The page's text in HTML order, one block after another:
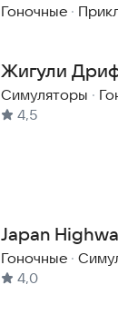
Game
Гоночные ·
Жигули
Онлайн
Симуляторы ·
4,5
Japan
Гоночные ·
4,0